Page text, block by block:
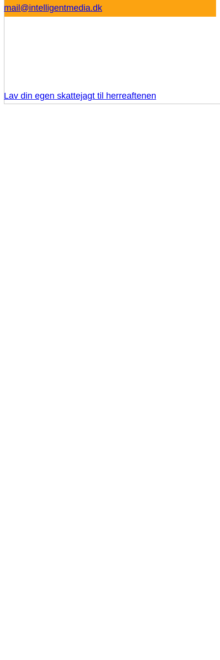
Lav din egen skattejagt til herreaftenen
mail@intelligentmedia.dk